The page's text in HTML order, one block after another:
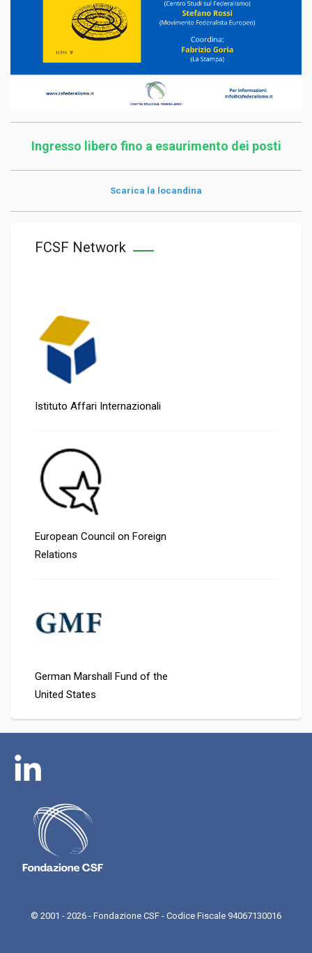
Ingresso libero fino a esaurimento dei posti
Scarica la locandina
FCSF Network
Istituto Affari Internazionali
European Council on Foreign
Relations
German Marshall Fund of the
United States
© 2001 - 2026 - Fondazione CSF - Codice Fiscale 94067130016